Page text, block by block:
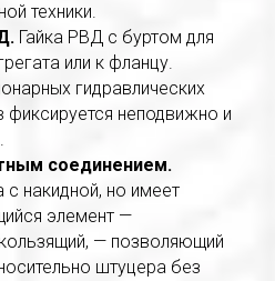
техники.
Гайка РВД с буртом для
или к фланцу.
гидравлических
фиксируется неподвижно и
соединением.
накидной, но имеет
элемент —
— позволяющий
штуцера без